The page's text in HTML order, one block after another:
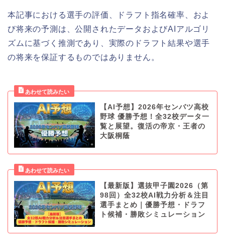
本記事における選手の評価、ドラフト指名確率、およ
び将来の予測は、公開されたデータおよびAIアルゴリ
ズムに基づく推測であり、実際のドラフト結果や選手
の将来を保証するものではありません。
【AI予想】2026年センバツ高校
野球 優勝予想！全32校データ一
覧と展望。復活の帝京・王者の
大阪桐蔭
【最新版】選抜甲子園2026（第
98回）全32校AI戦力分析＆注目
選手まとめ｜優勝予想・ドラフ
ト候補・勝敗シミュレーション